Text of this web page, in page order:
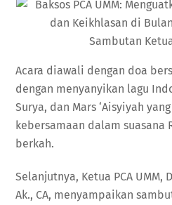
Sambutan
Acara diawali dengan doa
dengan menyanyikan lagu
Surya, dan Mars ‘Aisyiyah
kebersamaan dalam suasana
berkah.
Selanjutnya, Ketua PCA UMM,
Ak., CA, menyampaikan